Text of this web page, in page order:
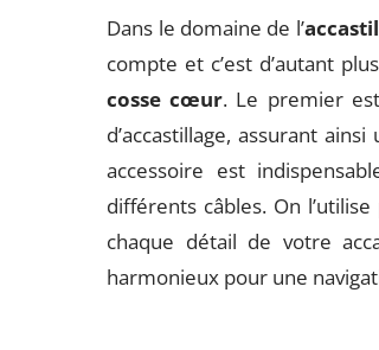
Dans le domaine de l’
compte et c’est d’autant
cosse cœur. Le premier
d’accastillage, assurant
accessoire est
différents câbles. On
chaque détail de votre
harmonieux pour une